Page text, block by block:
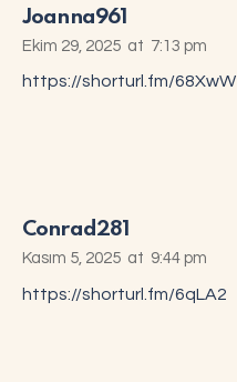
Joanna961
Ekim 29, 2025 at 7:13 pm
https://shorturl.fm/68XwW
Conrad281
Kasım 5, 2025 at 9:44 pm
https://shorturl.fm/6qLA2